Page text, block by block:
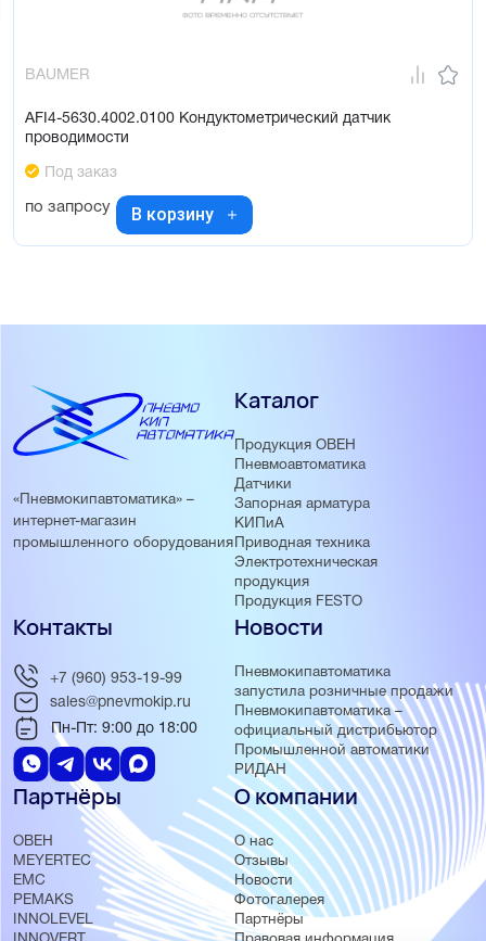
BAUMER
AFI4-5630.4002.0100 Кондуктометрический датчик
проводимости
Под заказ
по запросу В корзину
«Пневмокипавтоматика» –
интернет-магазин
промышленного оборудования
Каталог
Продукция ОВЕН
Пневмоавтоматика
Датчики
Запорная арматура
КИПиА
Приводная техника
Электротехническая
продукция
Продукция FESTO
Новости
Пневмокипавтоматика
запустила розничные продажи
Пневмокипавтоматика –
официальный дистрибьютор
Промышленной автоматики
РИДАН
Партнёры
ОВЕН
MEYERTEC
EMC
PEMAKS
INNOLEVEL
О компании
О нас
Отзывы
Новости
Фотогалерея
Партнёры
Контакты
+7 (960) 953-19-99
sales@pnevmokip.ru
Пн-Пт: 9:00 до 18:00